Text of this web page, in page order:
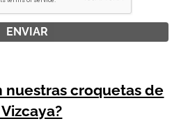
nuestras croquetas de